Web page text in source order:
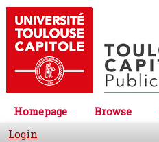
Homepage Browse
Login